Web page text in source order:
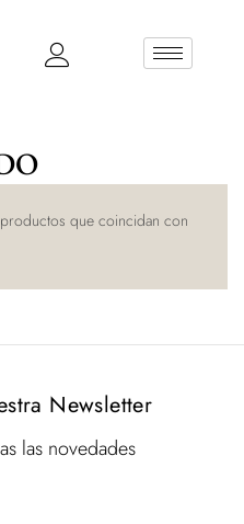
que coincidan con
Newsletter
las novedades